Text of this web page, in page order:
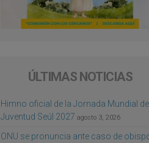
ÚLTIMAS NOTICIAS
Himno oficial de la Jornada Mundial
Juventud Seúl 2027 agosto 3, 2026
ONU se pronuncia ante caso de